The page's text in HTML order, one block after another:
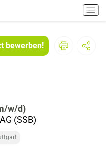
H
a
p
bewerben!
w/d)
(SSB)